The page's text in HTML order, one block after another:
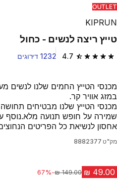
OUTLET
KIPRUN
טייץ ריצה לנשים - כחול
4.7 4.7 out of 5 stars from 1232 reviews 1232 דירוגים
מכנסי הטייץ החמים שלנו לנשים
במזג אוויר קר.
מכנסי הטייץ שלנו מבטיחים
שמירה על חופש תנועה מלא.נוסף
אחסון לנשיאת כל הפריטים
מק"ט 8882377
מחיר לפני הנחה
-67%